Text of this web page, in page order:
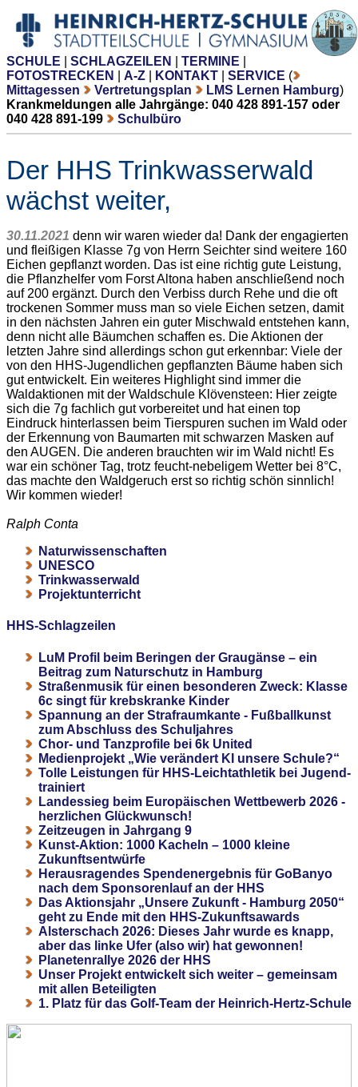
SCHULE SCHLAGZEILEN TERMINE
FOTOSTRECKEN
A-Z KONTAKT SERVICE (
Mittagessen
Vertretungsplan LMS Lernen Hamburg)
Krankmeldungen alle Jahrgänge: 040 428 891-157 oder
040 428 891-199
Schulbüro
Der HHS Trinkwasserwald
wächst weiter,
30.11.2021 denn wir waren wieder da! Dank der engagierten
und fleißigen Klasse 7g von Herrn Seichter sind weitere 160
Eichen gepflanzt worden. Das ist eine richtig gute Leistung,
die Pflanzhelfer vom Forst Altona haben anschließend noch
auf 200 ergänzt. Durch den Verbiss durch Rehe und die oft
trockenen Sommer muss man so viele Eichen setzen, damit
in den nächsten Jahren ein guter Mischwald entstehen kann,
denn nicht alle Bäumchen schaffen es. Die Aktionen der
letzten Jahre sind allerdings schon gut erkennbar: Viele der
von den HHS-Jugendlichen gepflanzten Bäume haben sich
gut entwickelt. Ein weiteres Highlight sind immer die
Waldaktionen mit der Waldschule Klövensteen: Hier zeigte
sich die 7g fachlich gut vorbereitet und hat einen top
Eindruck hinterlassen beim Tierspuren suchen im Wald oder
der Erkennung von Baumarten mit schwarzen Masken auf
den AUGEN. Die anderen brauchten wir im Wald nicht! Es
war ein schöner Tag, trotz feucht-nebeligem Wetter bei 8°C,
das machte den Waldgeruch erst so richtig schön sinnlich!
Wir kommen wieder!
Ralph Conta
Naturwissenschaften
UNESCO
Trinkwasserwald
Projektunterricht
HHS-Schlagzeilen
LuM Profil beim Beringen der Graugänse – ein
Beitrag zum Naturschutz in Hamburg
Straßenmusik für einen besonderen Zweck: Klasse
6c singt für krebskranke Kinder
Spannung an der Strafraumkante - Fußballkunst
zum Abschluss des Schuljahres
Chor- und Tanzprofile bei 6k United
Medienprojekt „Wie verändert KI unsere Schule?“
Tolle Leistungen für HHS-Leichtathletik bei Jugend-
trainiert
Landessieg beim Europäischen Wettbewerb 2026 -
herzlichen Glückwunsch!
Zeitzeugen in Jahrgang 9
Kunst-Aktion: 1000 Kacheln – 1000 kleine
Zukunftsentwürfe
Herausragendes Spendenergebnis für GoBanyo
nach dem Sponsorenlauf an der HHS
Das Aktionsjahr „Unsere Zukunft - Hamburg 2050“
geht zu Ende mit den HHS-Zukunftsawards
Alsterschach 2026: Dieses Jahr wurde es knapp,
aber das linke Ufer (also wir) hat gewonnen!
Planetenrallye 2026 der HHS
Unser Projekt entwickelt sich weiter – gemeinsam
mit allen Beteiligten
1. Platz für das Golf-Team der Heinrich-Hertz-Schule